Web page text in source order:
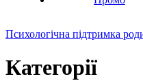
Психологічна підтримка
Категорії